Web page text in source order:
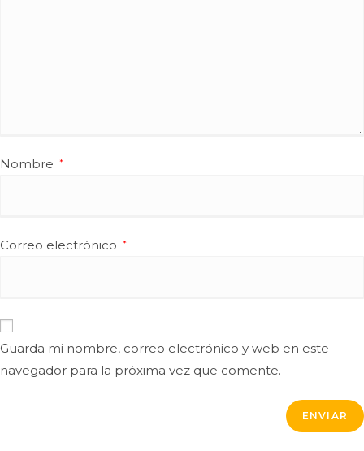
Nombre *
Correo electrónico *
Guarda mi nombre, correo electrónico y web en este
navegador para la próxima vez que comente.